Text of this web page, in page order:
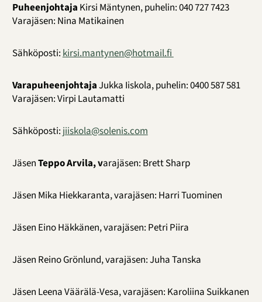
Puheenjohtaja Kirsi Mäntynen, puhelin: 040 727 7423
Varajäsen: Nina Matikainen
Sähköposti:kirsi.mantynen@hotmail.fi
VarapuheenjohtajaJukka Iiskola, puhelin: 0400 587 581
Varajäsen: Virpi Lautamatti
Sähköposti: jiiskola@solenis.com
JäsenTeppo Arvila,varajäsen: Brett Sharp
Jäsen Mika Hiekkaranta, varajäsen: Harri Tuominen
Jäsen Eino Häkkänen, varajäsen: Petri Piira
Jäsen Reino Grönlund, varajäsen: Juha Tanska
Jäsen Leena Väärälä-Vesa, varajäsen: Karoliina Suikkanen